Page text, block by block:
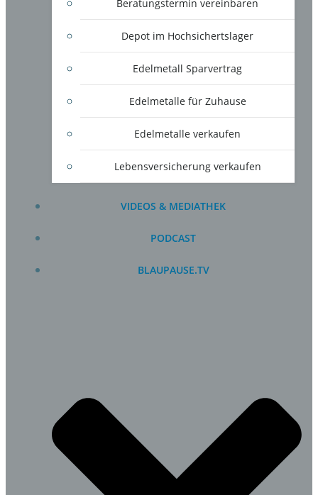
Beratungstermin vereinbaren
Depot im Hochsichertslager
Edelmetall Sparvertrag
Edelmetalle für Zuhause
Edelmetalle verkaufen
Lebensversicherung verkaufen
VIDEOS & MEDIATHEK
PODCAST
BLAUPAUSE.TV